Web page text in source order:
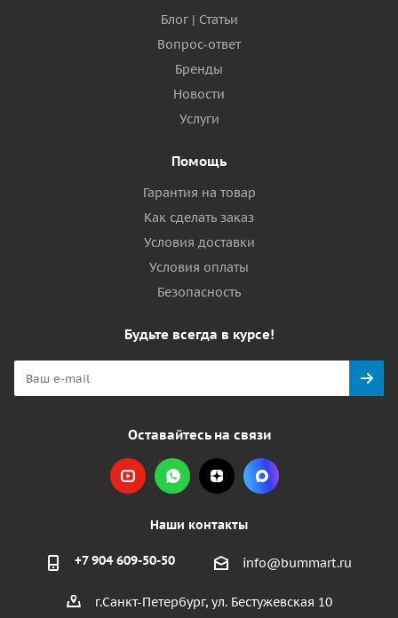
Блог | Статьи
Вопрос-ответ
Бренды
Новости
Услуги
Помощь
Гарантия на товар
Как сделать заказ
Условия доставки
Условия оплаты
Безопасность
Будьте всегда в курсе!
Оставайтесь на связи
Наши контакты
+7 904 609-50-50 info@bummart.ru
г.Санкт-Петербург, ул. Бестужевская 10